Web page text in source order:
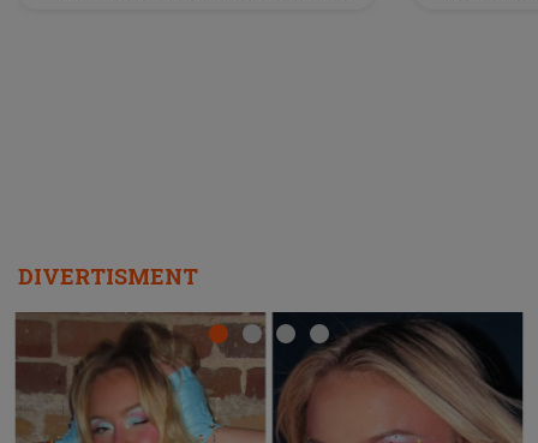
DIVERTISMENT